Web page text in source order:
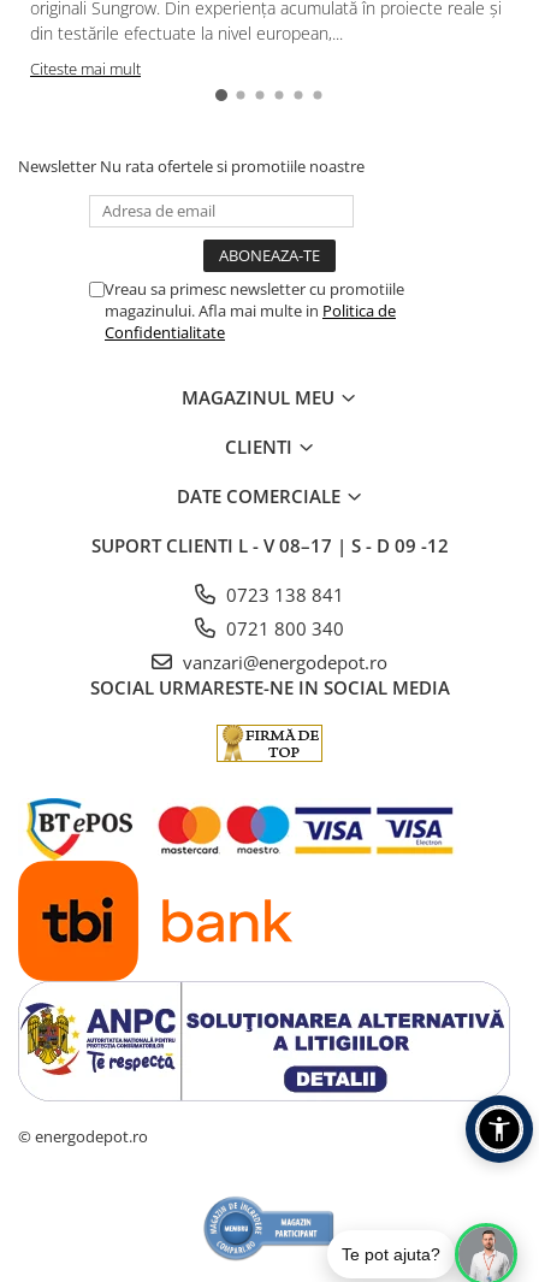
originali Sungrow. Din experiența acumulată în proiecte reale și
din testările efectuate la nivel european,...
Citeste mai mult
Newsletter Nu rata ofertele si promotiile noastre
Vreau sa primesc newsletter cu promotiile
magazinului. Afla mai multe in Politica de
Confidentialitate
MAGAZINUL MEU
CLIENTI
DATE COMERCIALE
SUPORT CLIENTI L - V 08–17 | S - D 09 -12
0723 138 841
0721 800 340
vanzari@energodepot.ro
SOCIAL URMARESTE-NE IN SOCIAL MEDIA
© energodepot.ro
Te pot ajuta?